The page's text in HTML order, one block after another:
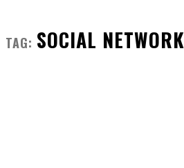
TAG: SOCIAL NETWORK